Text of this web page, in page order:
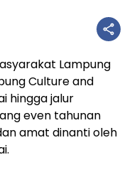
Lampung
Culture and
hingga jalur
even tahunan
amat dinanti oleh